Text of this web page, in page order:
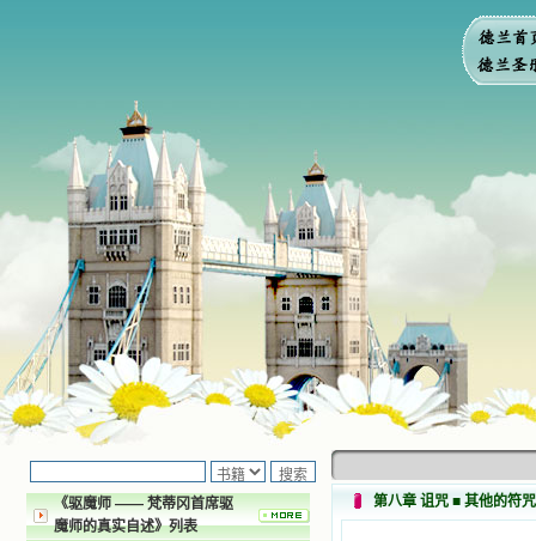
《驱魔师 —— 梵蒂冈首席驱
魔师的真实自述》列表
第八章 诅咒 ■ 其他的符